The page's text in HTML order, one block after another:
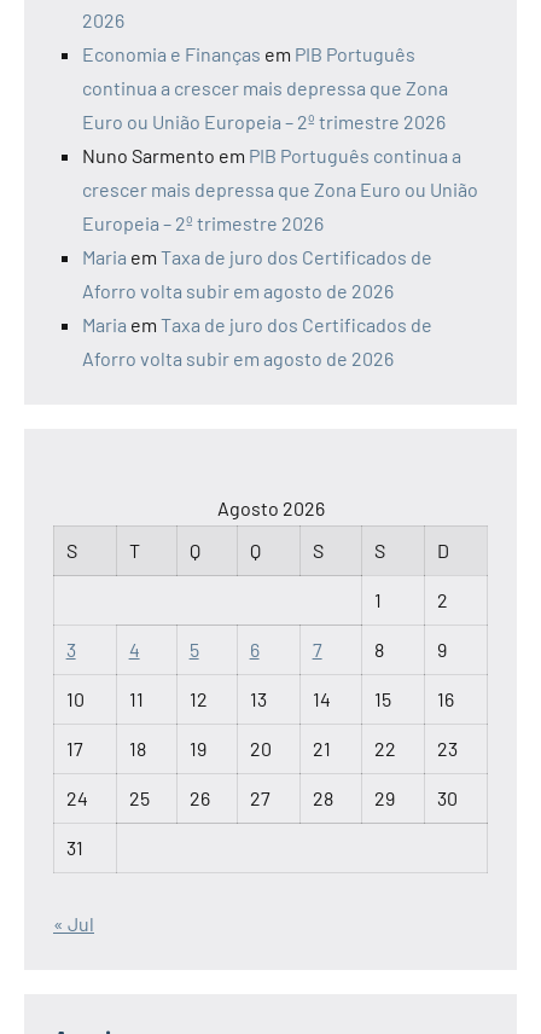
2026
Economia e Finanças em PIB Português
continua a crescer mais depressa que Zona
Euro ou União Europeia – 2º trimestre 2026
Nuno Sarmento em PIB Português continua a
crescer mais depressa que Zona Euro ou União
Europeia – 2º trimestre 2026
Maria em Taxa de juro dos Certificados de
Aforro volta subir em agosto de 2026
Maria em Taxa de juro dos Certificados de
Aforro volta subir em agosto de 2026
Agosto 2026
S
T Q Q S S D
1 2
3 4 5 6 7 8 9
10 11 12 13 14 15 16
17 18 19 20 21 22 23
24 25 26 27 28 29 30
31
« Jul